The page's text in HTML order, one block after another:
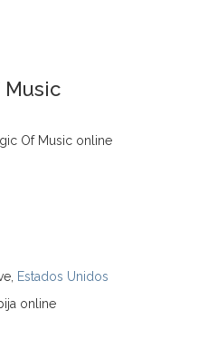
Music
Of Music online
Estados Unidos
online